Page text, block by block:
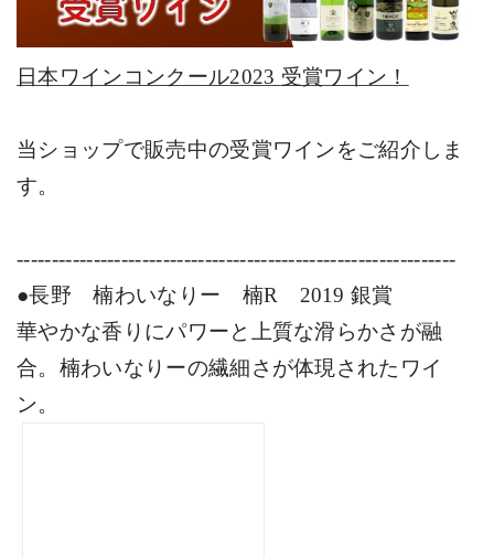
日本ワインコンクール2023 受賞ワイン！
当ショップで販売中の受賞ワインをご紹介しま
す。
---------------------------------------------------------------
●長野 楠わいなりー 楠R 2019銀賞
華やかな香りにパワーと上質な滑らかさが融
合。楠わいなりーの繊細さが体現されたワイ
ン。